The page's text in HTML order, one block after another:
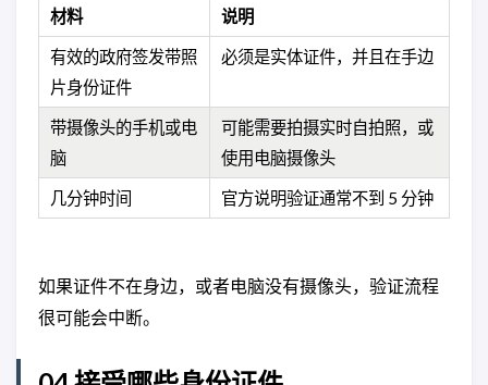
材料 说明
有效的政府签发带照
片身份证件
必须是实体证件，并且在手边
带摄像头的手机或电
脑
可能需要拍摄实时自拍照，或
使用电脑摄像头
几分钟时间 官方说明验证通常不到 5 分钟
如果证件不在身边，或者电脑没有摄像头，验证流程
很可能会中断。